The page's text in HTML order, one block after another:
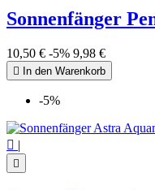
Sonnenfänger
10,50 € -5% 9,98 €
 In den Warenkorb
-5%
 |
